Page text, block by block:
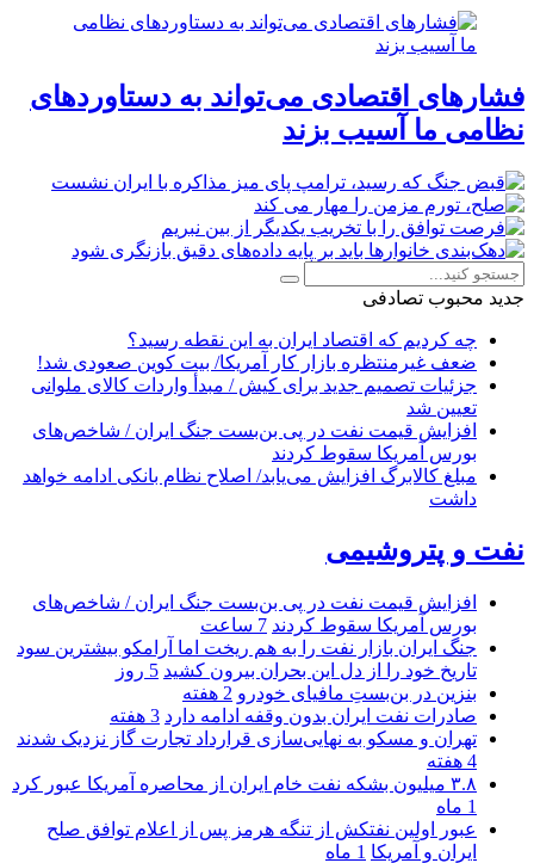
فشارهای اقتصادی می‌تواند به دستاوردهای
نظامی ما آسیب بزند
جدید محبوب تصادفی
چه کردیم که اقتصاد ایران به این نقطه رسید؟
ضعف غیرمنتظره بازار کار آمریکا/ بیت کوین صعودی شد!
جزئیات تصمیم جدید برای کیش / مبدأ واردات کالای ملوانی
تعیین شد
افزایش قیمت نفت در پی بن‌بست جنگ ایران / شاخص‌های
بورس آمریکا سقوط کردند
مبلغ کالابرگ افزایش می‌یابد/ اصلاح نظام بانکی ادامه خواهد
داشت
نفت و پتروشیمی
افزایش قیمت نفت در پی بن‌بست جنگ ایران / شاخص‌های
بورس آمریکا سقوط کردند 7 ساعت
جنگ ایران بازار نفت را به هم ریخت اما آرامکو بیشترین سود
تاریخ خود را از دل این بحران بیرون کشید 5 روز
بنزین در بن‌بستِ مافیای خودرو 2 هفته
صادرات نفت ایران بدون وقفه ادامه دارد 3 هفته
تهران و مسکو به نهایی‌سازی قرارداد تجارت گاز نزدیک شدند
4 هفته
۳.۸ میلیون بشکه نفت خام ایران از محاصره آمریکا عبور کرد
1 ماه
عبور اولین نفتکش از تنگه هرمز پس از اعلام توافق صلح
ایران و آمریکا 1 ماه